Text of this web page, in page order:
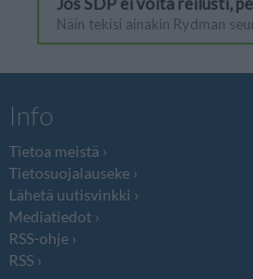
Info
Tietoa meistä
Tietosuojalauseke
Lähetä uutisvinkki
Mediatiedot
RSS-ohje
RSS